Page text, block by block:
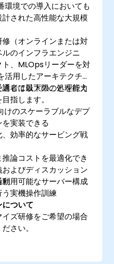
境での導入においても
された高性能な大規模
（オンラインまたは対
のインフラエンジニ
、MLOpsリーダーを対
用したアーキテクチャ
じて最大限の処理能力
指します。
者は以下のことを行え
のスケーラブルなデプ
実装できる
効率的なサービング戦
論コストを最適化でき
用可能なサーバー構成
よびディスカッション
動
実機操作訓練
ついて
ズ研修をご希望の場合
さい。